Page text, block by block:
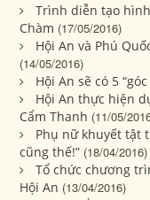
Trình diễn tạo
Chàm (17/05/2016)
Hội An và Phú
(14/05/2016)
Hội An sẽ có 5
Hội An thực hiện
Cẩm Thanh (11/05/
Phụ nữ khuyết tật
cũng thế!” (18/04/2016)
Tổ chức chương
Hội An (13/04/2016)